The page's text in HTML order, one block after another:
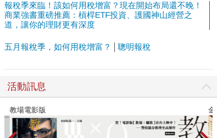
報稅季來臨！該如何用稅增富？現在開始布局還不晚！
商業強書重磅推薦：槓桿ETF投資、護國神山經營之
道，讓你的理財更有深度
五月報稅季，如何用稅增富？ 聰明報稅
活動訊息
教場電影版 金